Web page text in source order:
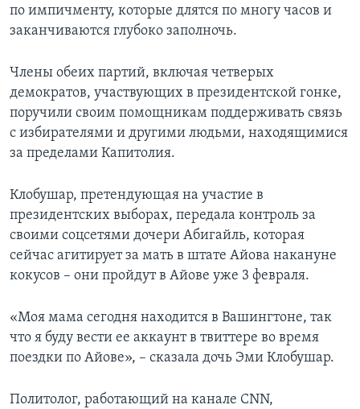
по импичменту, которые длятся по многу часов и
заканчиваются глубоко заполночь.
Члены обеих партий, включая четверых
демократов, участвующих в президентской гонке,
поручили своим помощникам поддерживать связь
с избирателями и другими людьми, находящимися
за пределами Капитолия.
Клобушар, претендующая на участие в
президентских выборах, передала контроль за
своими соцсетями дочери Абигайль, которая
сейчас агитирует за мать в штате Айова накануне
кокусов – они пройдут в Айове уже 3 февраля.
«Моя мама сегодня находится в Вашингтоне, так
что я буду вести ее аккаунт в твиттере во время
поездки по Айове», – сказала дочь Эми Клобушар.
Политолог, работающий на канале CNN,